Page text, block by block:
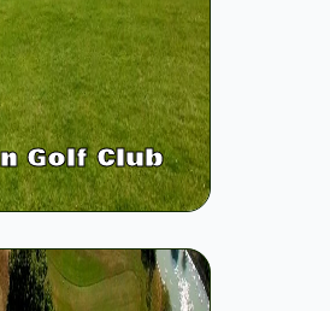
Golf Club